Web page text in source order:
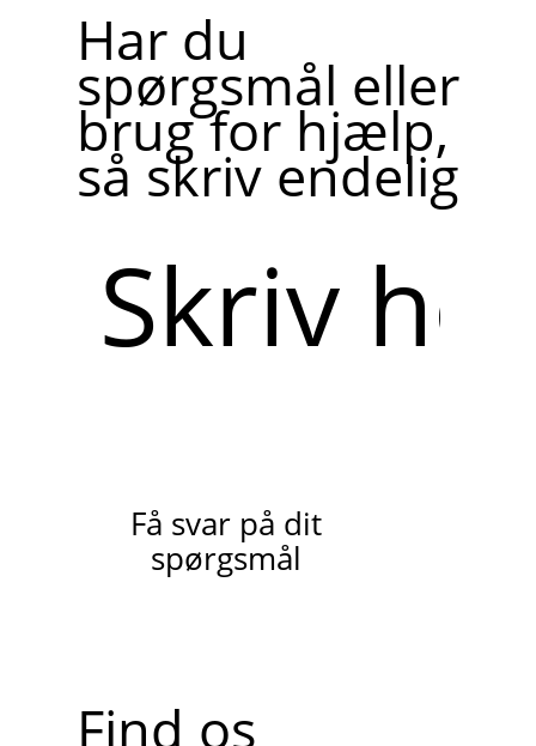
Har du
spørgsmål eller
brug for hjælp,
så skriv endelig
her
Få svar på dit
spørgsmål
Find os